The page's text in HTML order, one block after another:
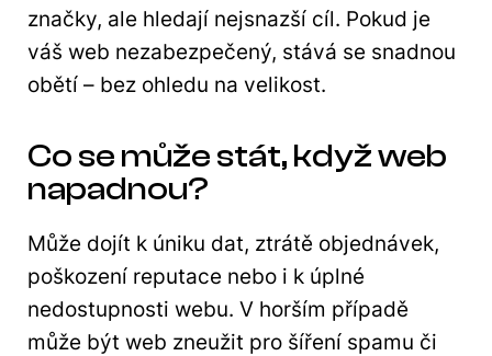
značky, ale hledají nejsnazší cíl. Pokud je
váš web nezabezpečený, stává se snadnou
obětí – bez ohledu na velikost.
Co se může stát, když web
napadnou?
Může dojít k úniku dat, ztrátě objednávek,
poškození reputace nebo i k úplné
nedostupnosti webu. V horším případě
může být web zneužit pro šíření spamu či